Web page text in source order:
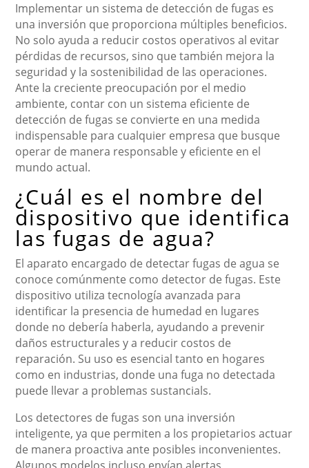
Implementar un sistema de detección de fugas es
una inversión que proporciona múltiples beneficios.
No solo ayuda a reducir costos operativos al evitar
pérdidas de recursos, sino que también mejora la
seguridad y la sostenibilidad de las operaciones.
Ante la creciente preocupación por el medio
ambiente, contar con un sistema eficiente de
detección de fugas se convierte en una medida
indispensable para cualquier empresa que busque
operar de manera responsable y eficiente en el
mundo actual.
¿Cuál es el nombre del
dispositivo que identifica
las fugas de agua?
El aparato encargado de detectar fugas de agua se
conoce comúnmente como detector de fugas. Este
dispositivo utiliza tecnología avanzada para
identificar la presencia de humedad en lugares
donde no debería haberla, ayudando a prevenir
daños estructurales y a reducir costos de
reparación. Su uso es esencial tanto en hogares
como en industrias, donde una fuga no detectada
puede llevar a problemas sustancials.
Los detectores de fugas son una inversión
inteligente, ya que permiten a los propietarios actuar
de manera proactiva ante posibles inconvenientes.